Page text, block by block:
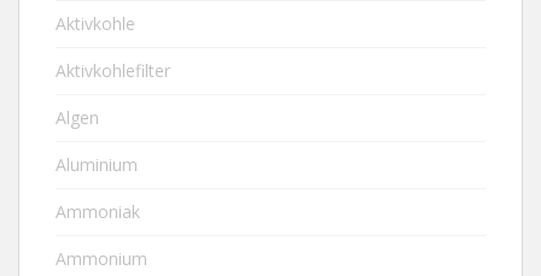
Aktivkohle
Aktivkohlefilter
Algen
Aluminium
Ammoniak
Ammonium